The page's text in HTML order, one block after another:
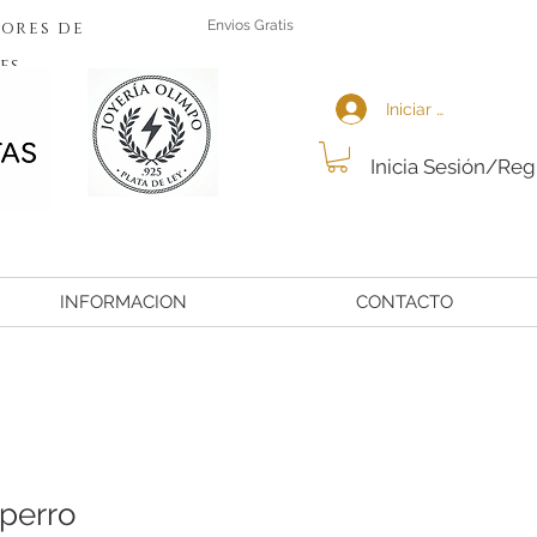
de
Envios Gratis
Inicia Sesión/
Iniciar sesión
INFORMACION CONTACTO